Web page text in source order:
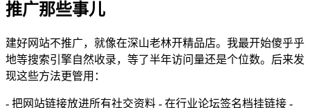
推广那些事儿
建好网站不推广，就像在深山老林开精品店。我最开始傻乎乎
地等搜索引擎自然收录，等了半年访问量还是个位数。后来发
现这些方法更管用：
- 把网站链接放进所有社交资料 - 在行业论坛签名档挂链接 -